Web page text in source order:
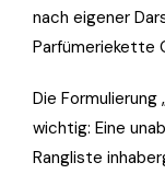
nach eigener
Parfümeriekette
Die
wichtig: Eine
Rangliste